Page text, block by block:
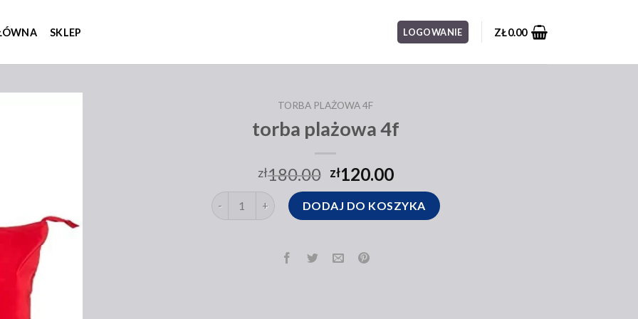
SKLEP LOGOWANIE ZŁ0.00
TORBA PLAŻOWA 4F
torba plażowa 4f
zł180.00 zł120.00
ilość torba plażowa 4fDODAJ DO KOSZYKA